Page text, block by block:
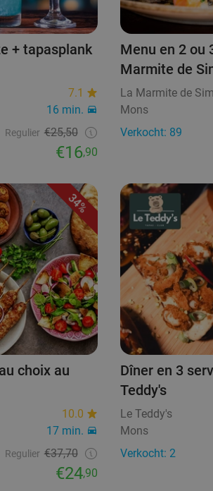
+ tapasplank
7.1
16 min.
Regulier €25,50
€16,90
Menu en 2 ou
Marmite de
La Marmite de
Mons
Verkocht: 89
34%
choix au
10.0
17 min.
Regulier €37,70
€24,90
Dîner en 3
Teddy's
Le Teddy's
Mons
Verkocht: 2